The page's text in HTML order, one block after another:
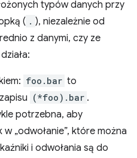
typów danych przy
( . ), niezależnie od
z danymi, czy ze
foo.bar to
(*foo).bar .
potrzebna, aby
„odwołanie”, które można
i odwołania są do